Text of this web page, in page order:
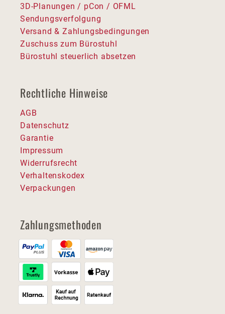
3D-Planungen / pCon / OFML
Sendungsverfolgung
Versand & Zahlungsbedingungen
Zuschuss zum Bürostuhl
Bürostuhl steuerlich absetzen
Rechtliche Hinweise
AGB
Datenschutz
Garantie
Impressum
Widerrufsrecht
Verhaltenskodex
Verpackungen
Zahlungsmethoden